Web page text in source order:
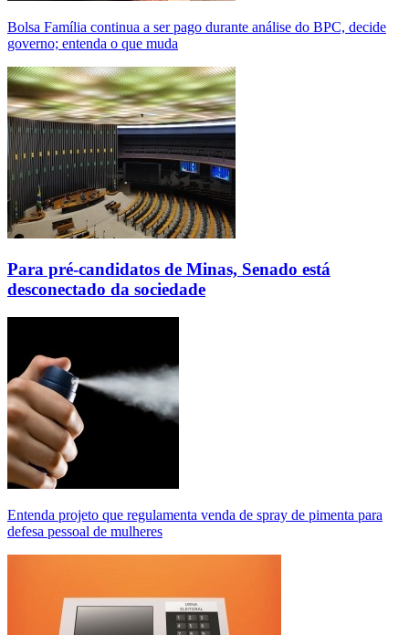
Bolsa Família continua a ser pago durante análise do BPC, decide
governo; entenda o que muda
Para pré-candidatos de Minas, Senado está
desconectado da sociedade
Entenda projeto que regulamenta venda de spray de pimenta para
defesa pessoal de mulheres